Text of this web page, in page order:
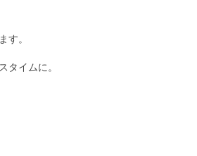
す。
タイムに。